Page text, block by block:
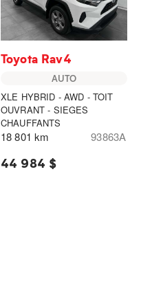
Toyota Rav4
AUTO
XLE HYBRID - AWD - TOIT
OUVRANT - SIEGES
CHAUFFANTS
18 801 km 93863A
44 984 $